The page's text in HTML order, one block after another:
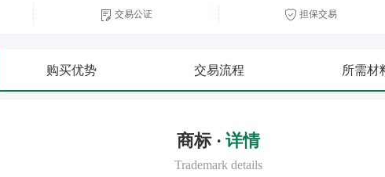
交易公证 担保交易
购买优势 交易流程 所需材
商标 · 详情
Trademark details